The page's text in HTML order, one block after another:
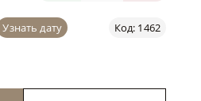
Код: 1462
Узнать дату